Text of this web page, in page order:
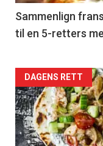
5
Sammenlign
til en 5-retters
Forsiden
akkurat
nå
DAGENS RETT